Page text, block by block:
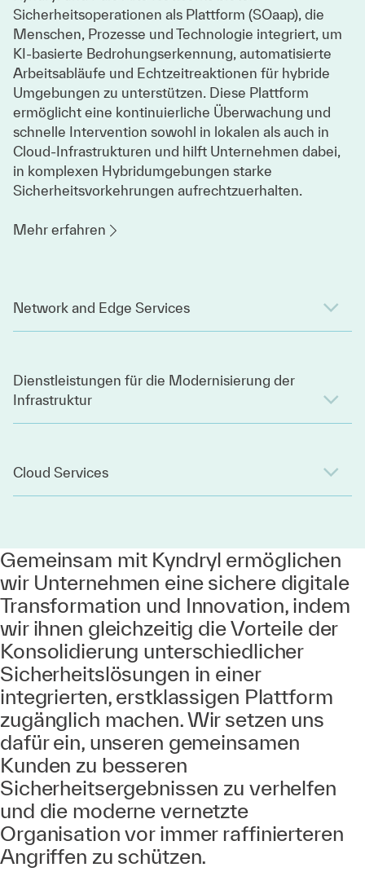
Sicherheitsoperationen als Plattform (SOaap), die
Menschen, Prozesse und Technologie integriert, um
KI-basierte Bedrohungserkennung, automatisierte
Arbeitsabläufe und Echtzeitreaktionen für hybride
Umgebungen zu unterstützen. Diese Plattform
ermöglicht eine kontinuierliche Überwachung und
schnelle Intervention sowohl in lokalen als auch in
Cloud-Infrastrukturen und hilft Unternehmen dabei,
in komplexen Hybridumgebungen starke
Sicherheitsvorkehrungen aufrechtzuerhalten.
Mehr erfahren
Network and Edge Services
Dienstleistungen für die Modernisierung der
Infrastruktur
Cloud Services
Gemeinsam mit Kyndryl ermöglichen
wir Unternehmen eine sichere digitale
Transformation und Innovation, indem
wir ihnen gleichzeitig die Vorteile der
Konsolidierung unterschiedlicher
Sicherheitslösungen in einer
integrierten, erstklassigen Plattform
zugänglich machen. Wir setzen uns
dafür ein, unseren gemeinsamen
Kunden zu besseren
Sicherheitsergebnissen zu verhelfen
und die moderne vernetzte
Organisation vor immer raffinierteren
Angriffen zu schützen.